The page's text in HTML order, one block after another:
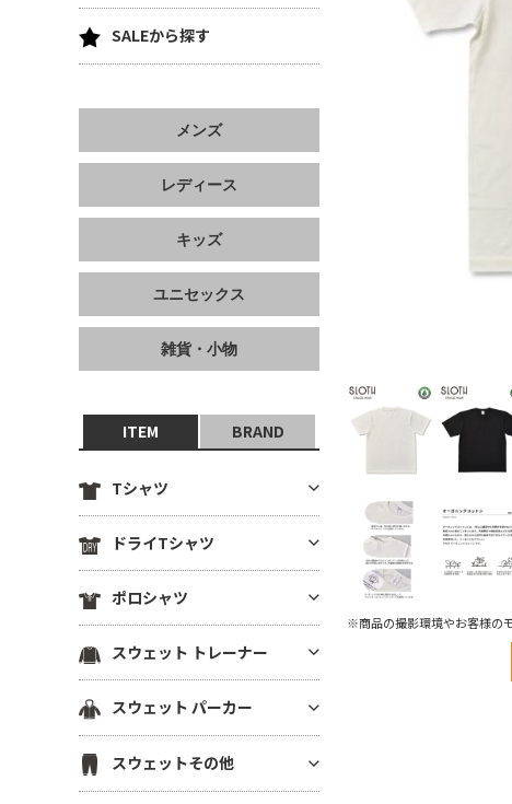
※商品の撮影環境やお客様の
SALEから探す
メンズ
レディース
キッズ
ユニセックス
雑貨・小物
ITEM BRAND
Tシャツ
定番無地Tシャツ
薄手Tシャツ(4.9oz以下)
中肉厚Tシャツ(5～5.5oz)
4oz)
VネックTシャツ
ポケットTシャツ
ドライTシャツ
定番無地ドライTシャツ
ドライTシャツ(半袖)
ドライTシャツ(長袖)
ドライノースリーブTシャツ
ドライTシャツその他
ポロシャツ
ドライポロシャツ(半袖)
ドライポロシャツ(長袖)
綿ポロシャツ(半袖)
綿ポロシャツ(長袖)
鹿の子ポロシャツ
スウェット トレーナー
薄手トレーナー(8.9oz以下)
中肉トレーナー(9～10.9oz)
厚手トレーナー(11oz～)
裏毛(裏パイル)トレーナー
スウェット パーカー
プルオーバーパーカー
ジップパーカー
スウェットその他